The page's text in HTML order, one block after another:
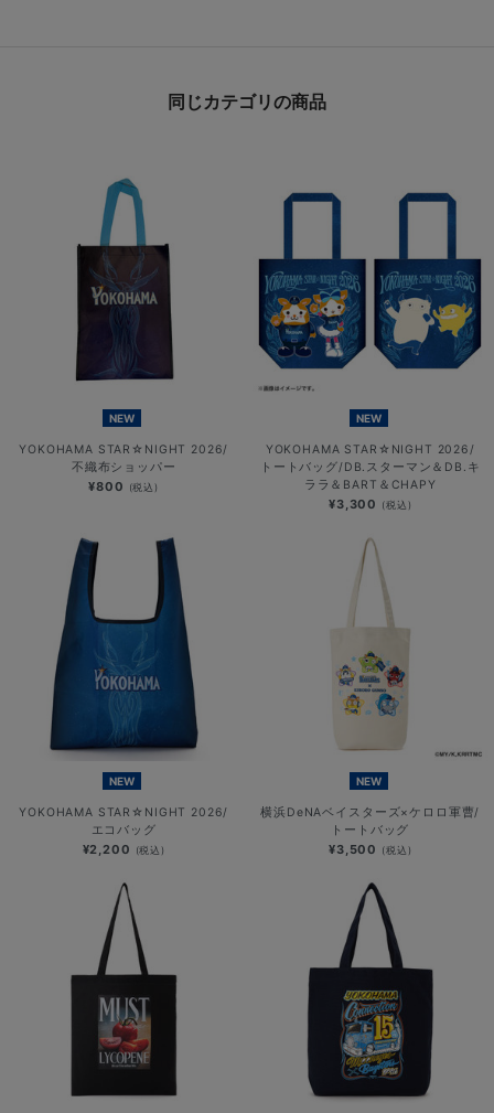
同じカテゴリの商品
NEW
YOKOHAMA STAR☆NIGHT 2026/
不織布ショッパー
¥800 (税込)
NEW
YOKOHAMA STAR☆NIGHT 2026/
トートバッグ/DB.スターマン＆DB.キ
ララ＆BART＆CHAPY
¥3,300 (税込)
NEW
YOKOHAMA STAR☆NIGHT 2026/
エコバッグ
¥2,200 (税込)
NEW
横浜DeNAベイスターズ×ケロロ軍曹/
トートバッグ
¥3,500 (税込)